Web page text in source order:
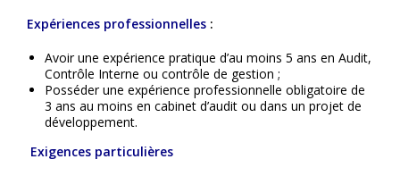
Expériences professionnelles :
Avoir une expérience pratique d’au moins 5 ans en Audit,
Contrôle Interne ou contrôle de gestion ;
Posséder une expérience professionnelle obligatoire de
3 ans au moins en cabinet d’audit ou dans un projet de
développement.
Exigences particulières